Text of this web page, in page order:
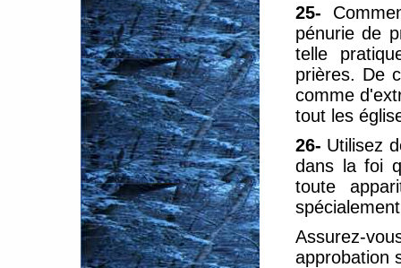
25-
pénurie de
telle
prières. De
comme
tout les
26- Utilisez
dans la foi
toute
Assurez-
approbation